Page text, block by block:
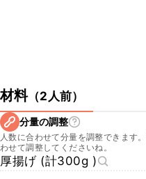
材料（2人前）
分量の調整
人数に合わせて分量を調整できます
わせて調整してくださいね。
厚揚げ (計300g )